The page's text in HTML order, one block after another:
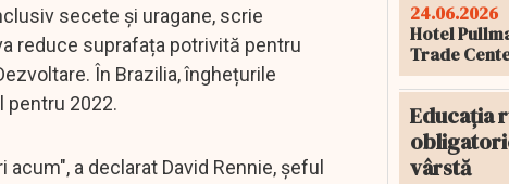
secete și uragane, scrie
reduce suprafața potrivită pentru
În Brazilia, înghețurile
pentru 2022.
a declarat David Rennie, șeful
24.06.2026
Hotel
Trade
Educația
vârstă